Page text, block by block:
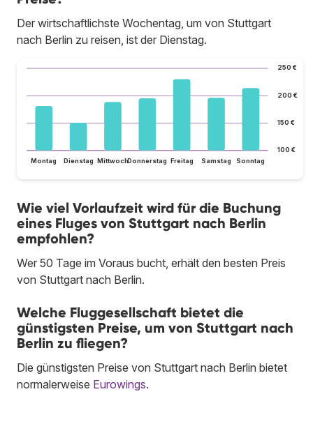
Der wirtschaftlichste Wochentag, um von Stuttgart
nach Berlin zu reisen, ist der Dienstag.
100 €
150 €
200 €
250 €
Montag Dienstag MittwochDonnerstag Freitag Samstag Sonntag
Wie viel Vorlaufzeit wird für die Buchung
eines Fluges von Stuttgart nach Berlin
empfohlen?
Wer 50 Tage im Voraus bucht, erhält den besten Preis
von Stuttgart nach Berlin.
Welche Fluggesellschaft bietet die
günstigsten Preise, um von Stuttgart nach
Berlin zu fliegen?
Die günstigsten Preise von Stuttgart nach Berlin bietet
normalerweise Eurowings.